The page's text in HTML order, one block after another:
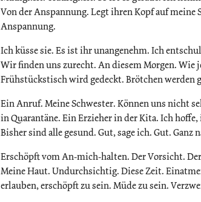
Von der Anspannung. Legt ihren Kopf auf
Anspannung.
Ich küsse sie. Es ist ihr unangenehm. Ich
Wir finden uns zurecht. An diesem Morgen. Wie
Frühstückstisch wird gedeckt. Brötchen werden
Ein Anruf. Meine Schwester. Können uns nicht
in Quarantäne. Ein Erzieher in der Kita. Ich hoffe,
Bisher sind alle gesund. Gut, sage ich. Gut. Ganz
Erschöpft vom An-mich-halten. Der Vorsicht.
Meine Haut. Undurchsichtig. Diese Zeit.
erlauben, erschöpft zu sein. Müde zu sein.